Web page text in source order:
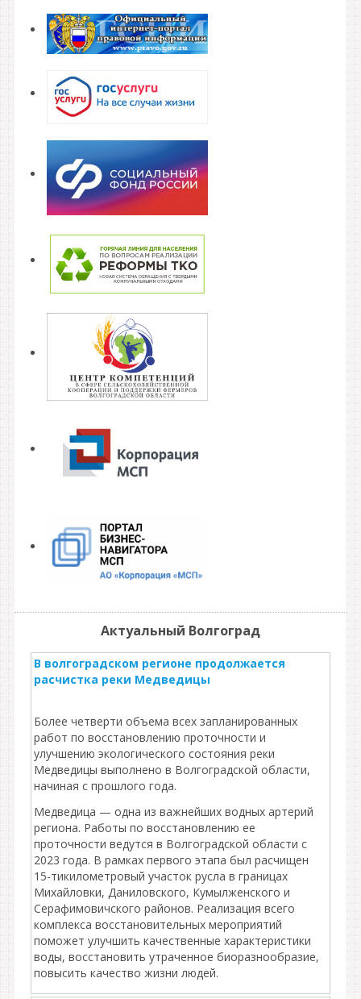
Актуальный Волгоград
В волгоградском регионе продолжается
расчистка реки Медведицы
Более четверти объема всех запланированных
работ по восстановлению проточности и
улучшению экологического состояния реки
Медведицы выполнено в Волгоградской области,
начиная с прошлого года.
Медведица — одна из важнейших водных артерий
региона. Работы по восстановлению ее
проточности ведутся в Волгоградской области с
2023 года. В рамках первого этапа был расчищен
15-тикилометровый участок русла в границах
Михайловки, Даниловского, Кумылженского и
Серафимовичского районов. Реализация всего
комплекса восстановительных мероприятий
поможет улучшить качественные характеристики
воды, восстановить утраченное биоразнообразие,
повысить качество жизни людей.